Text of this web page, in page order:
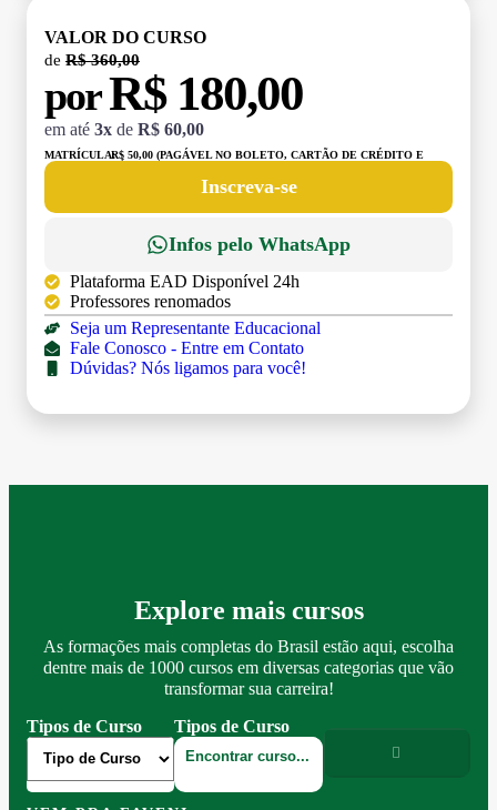
VALOR DO CURSO
de R$ 360,00
porR$ 180,00
em até 3x de R$ 60,00
MATRÍCULA:R$ 50,00 (PAGÁVEL NO BOLETO, CARTÃO DE CRÉDITO E
Inscreva-se
Infos pelo WhatsApp
Plataforma EAD Disponível 24h
Professores renomados
Seja um Representante Educacional
Fale Conosco - Entre em Contato
Dúvidas? Nós ligamos para você!
Explore mais cursos
As formações mais completas do Brasil estão aqui, escolha
dentre mais de 1000 cursos em diversas categorias que vão
transformar sua carreira!
Tipos de Curso
Tipos de Curso